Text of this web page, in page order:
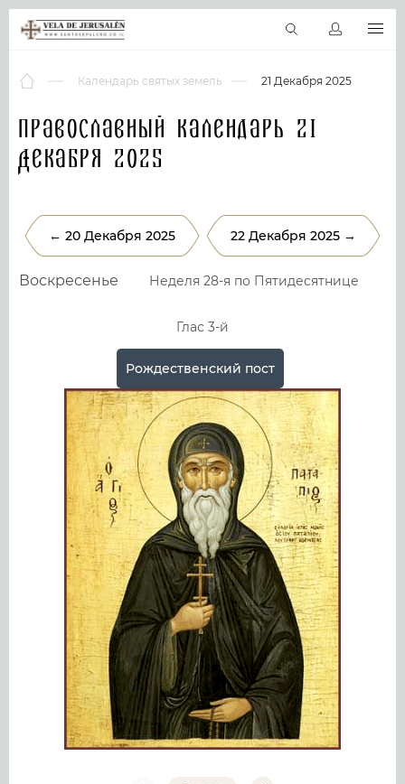
Виртуальные туры
RU
Календарь святых земель 21 Декабря 2025
Православный календарь 21
Декабря 2025
← 20 Декабря 2025 22 Декабря 2025 →
Воскресенье Неделя 28-я по Пятидесятнице
Глас 3-й
Рождественский пост